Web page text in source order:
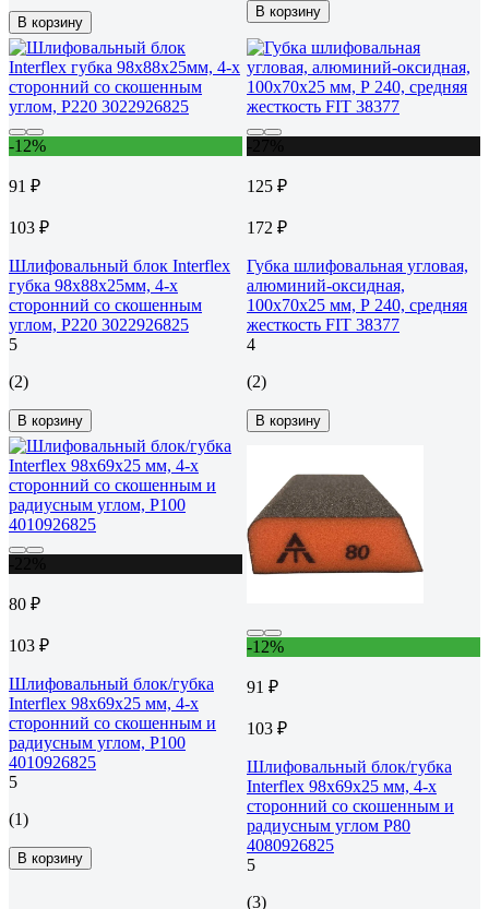
В корзину
В корзину
-12%
91 ₽
103 ₽
Шлифовальный блок Interflex
губка 98х88х25мм, 4-х
сторонний со скошенным
углом, Р220 3022926825
5
(2)
В корзину
125 ₽
172 ₽
Губка шлифовальная угловая,
алюминий-оксидная,
100x70x25 мм, Р 240, средняя
жесткость FIT 38377
4
(2)
В корзину
80 ₽
103 ₽
Шлифовальный блок/губка
Interflex 98х69х25 мм, 4-х
сторонний со скошенным и
радиусным углом, Р100
4010926825
5
(1)
В корзину
-12%
91 ₽
103 ₽
Шлифовальный блок/губка
Interflex 98x69x25 мм, 4-х
сторонний со скошенным и
радиусным углом Р80
4080926825
5
(3)